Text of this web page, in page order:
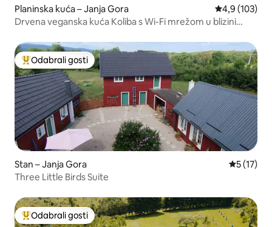
Planinska kuća – Janja Gora Prosječna
4,9 (103)
Drvena veganska kuća Koliba s Wi-Fi mrežom u blizini
Među najviše rangiranima s oznakom „Odabrali gosti”
Odabrali gosti
Stan – Janja Gora Prosječna
5 (17)
Three Little Birds Suite
Među najviše rangiranima s oznakom „Odabrali gosti”
Odabrali gosti